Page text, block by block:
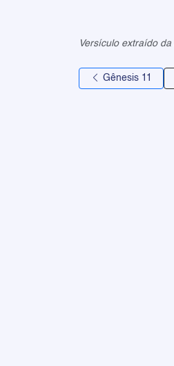
Versículo extraído da
Gênesis 11